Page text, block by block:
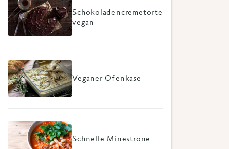
Schokoladencremetorte
vegan
Veganer Ofenkäse
Schnelle Minestrone